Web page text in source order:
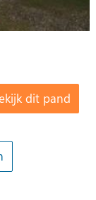
dit pand